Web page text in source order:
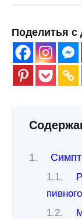
Поделитья с